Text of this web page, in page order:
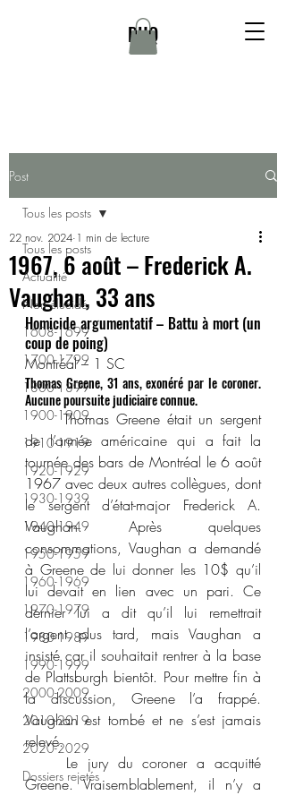
DHQ
Post
Tous les posts
Actualité
Non élucidé
1608-1699
1700-1799
1800-1899
1900-1909
1910-1919
1920-1929
1930-1939
1940-1949
1950-1959
1960-1969
1970-1979
1980-1989
1990-1999
2000-2009
2010-2019
2020-2029
Dossiers rejetés
Tous les posts
1967, 6 août – Frederick A.
Vaughan, 33 ans
22 nov. 2024 1 min de lecture
Homicide argumentatif – Battu à mort (un
coup de poing)
Montréal – 1 SC
Thomas Greene, 31 ans, exonéré par le coroner.
Aucune poursuite judiciaire connue.
	Thomas Greene était un sergent
de l’armée américaine qui a fait la
tournée des bars de Montréal le 6 août
1967 avec deux autres collègues, dont
le sergent d’état-major Frederick A.
Vaughan. Après quelques
consommations, Vaughan a demandé
à Greene de lui donner les 10$ qu’il
lui devait en lien avec un pari. Ce
dernier lui a dit qu’il lui remettrait
l’argent plus tard, mais Vaughan a
insisté car il souhaitait rentrer à la base
de Plattsburgh bientôt. Pour mettre fin à
la discussion, Greene l’a frappé.
Vaughan est tombé et ne s’est jamais
relevé.
Greene. Vraisemblablement, il n’y a